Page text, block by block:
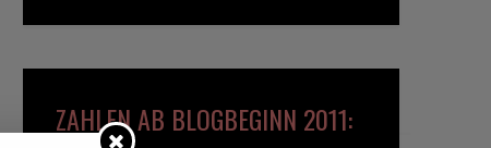
ZAHLEN AB BLOGBEGINN 2011: